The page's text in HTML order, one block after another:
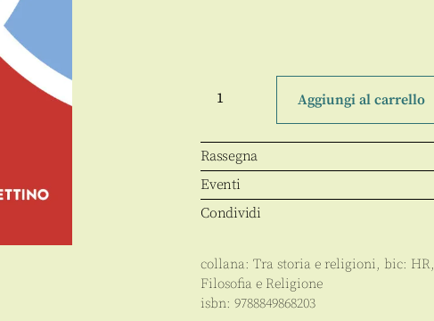
barbari
via
di
mezzo?
quantità
Aggiungi al carrello
Rassegna
Eventi
Condividi
collana: Tra storia e religioni, bic: HR,
Filosofia e Religione
isbn: 9788849868203